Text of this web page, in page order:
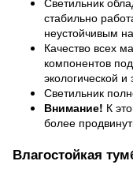
стабильно
неустойчивым
Качество всех
компонентов
экологической и
Светильник
Внимание! К
более
Влагостойкая